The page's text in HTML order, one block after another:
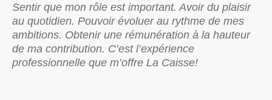
Sentir que mon rôle est important. Avoir du plaisir
au quotidien. Pouvoir évoluer au rythme de mes
ambitions. Obtenir une rémunération à la hauteur
de ma contribution. C’est l’expérience
professionnelle que m’offre La Caisse!